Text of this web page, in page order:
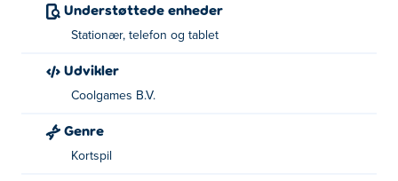
Understøttede enheder
Stationær, telefon og tablet
Udvikler
Coolgames B.V.
Genre
Kortspil